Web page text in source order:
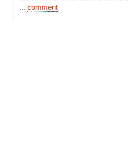
... comment